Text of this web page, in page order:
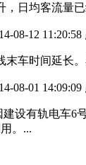
日均客流量
08-12 11:20:58
车时间延长
08-01 14:09:09
设有轨电车
。...